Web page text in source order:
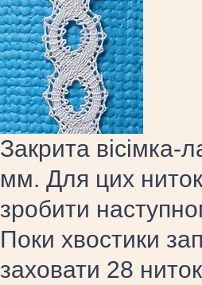
Закрита вісімка-
мм. Для цих
зробити
Поки хвостики
заховати 28